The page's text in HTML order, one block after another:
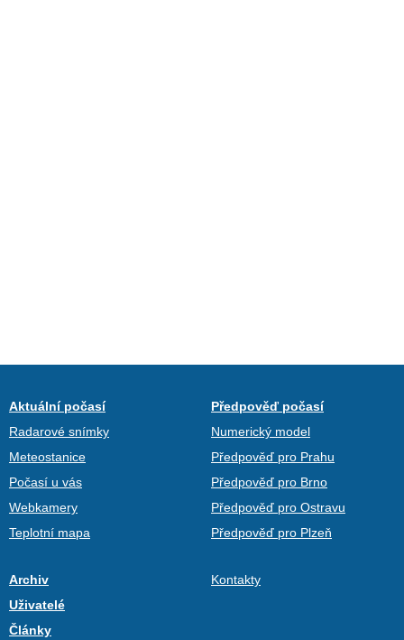
Aktuální počasí
Radarové snímky
Meteostanice
Počasí u vás
Webkamery
Teplotní mapa
Předpověď počasí
Numerický model
Předpověď pro Prahu
Předpověď pro Brno
Předpověď pro Ostravu
Předpověď pro Plzeň
Archiv
Uživatelé
Články
Kontakty